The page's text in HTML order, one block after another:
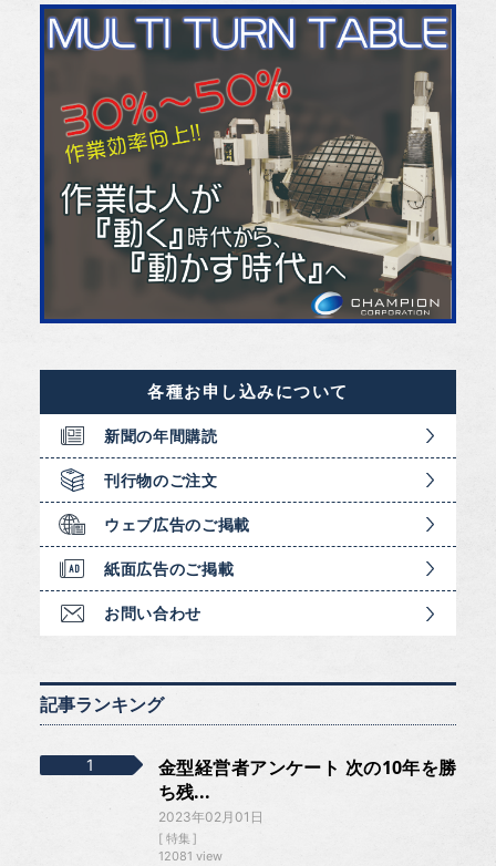
各種お申し込みについて
新聞の年間購読
刊行物のご注文
ウェブ広告のご掲載
紙面広告のご掲載
お問い合わせ
記事ランキング
金型経営者アンケート 次の10年を勝
ち残...
2023年02月01日
特集
12081 view